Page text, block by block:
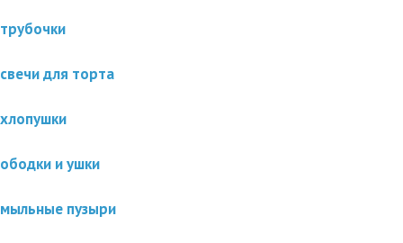
трубочки
свечи для торта
хлопушки
ободки и ушки
мыльные пузыри